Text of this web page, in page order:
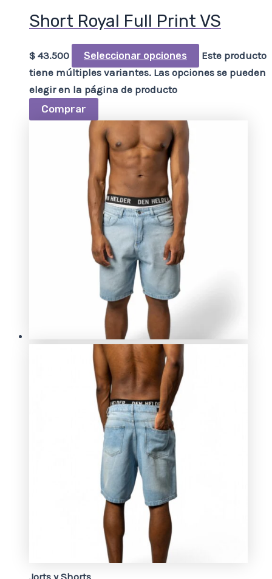
Short Royal Full Print VS
$ 43.500 Seleccionar opciones
Este producto
tiene múltiples variantes. Las opciones se pueden
elegir en la página de producto
Comprar
Jorts y Shorts